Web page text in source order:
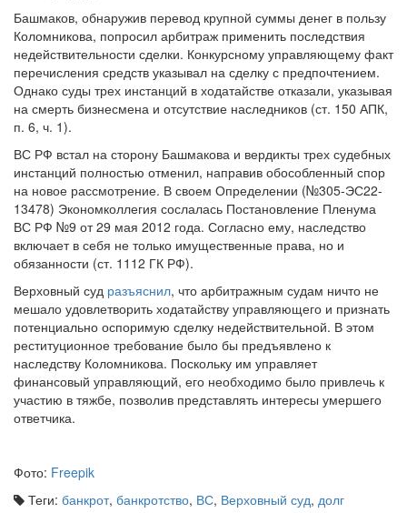
Башмаков, обнаружив перевод крупной суммы денег в пользу
Коломникова, попросил арбитраж применить последствия
недействительности сделки. Конкурсному управляющему факт
перечисления средств указывал на сделку с предпочтением.
Однако суды трех инстанций в ходатайстве отказали, указывая
на смерть бизнесмена и отсутствие наследников (ст. 150 АПК,
п. 6, ч. 1).
ВС РФ встал на сторону Башмакова и вердикты трех судебных
инстанций полностью отменил, направив обособленный спор
на новое рассмотрение. В своем Определении (№305-ЭС22-
13478) Экономколлегия сослалась Постановление Пленума
ВС РФ №9 от 29 мая 2012 года. Согласно ему, наследство
включает в себя не только имущественные права, но и
обязанности (ст. 1112 ГК РФ).
Верховный суд разъяснил, что арбитражным судам ничто не
мешало удовлетворить ходатайству управляющего и признать
потенциально оспоримую сделку недействительной. В этом
реституционное требование было бы предъявлено к
наследству Коломникова. Поскольку им управляет
финансовый управляющий, его необходимо было привлечь к
участию в тяжбе, позволив представлять интересы умершего
ответчика.
Фото: Freepik
Теги: банкрот, банкротство, ВС, Верховный суд, долг